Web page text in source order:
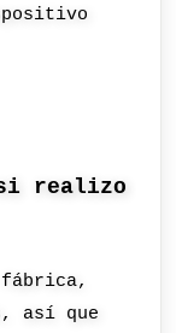
si realizo
así que